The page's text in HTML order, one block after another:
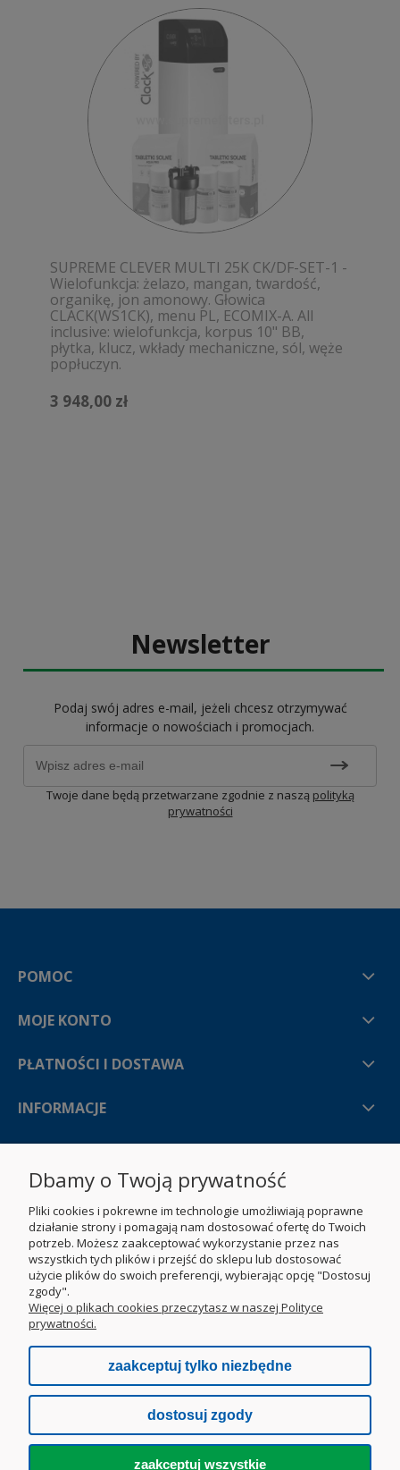
SUPREME CLEVER MULTI 25K CK/DF-SET-1 -
Wielofunkcja: żelazo, mangan, twardość,
organikę, jon amonowy. Głowica
CLACK(WS1CK), menu PL, ECOMIX-A. All
inclusive: wielofunkcja, korpus 10" BB,
płytka, klucz, wkłady mechaniczne, sól, węże
popłuczyn.
3 948,00 zł
Newsletter
Podaj swój adres e-mail, jeżeli chcesz otrzymywać
informacje o nowościach i promocjach.
Twoje dane będą przetwarzane zgodnie z naszą polityką
prywatności
POMOC
MOJE KONTO
PŁATNOŚCI I DOSTAWA
INFORMACJE
Dbamy o Twoją prywatność
Pliki cookies i pokrewne im technologie umożliwiają poprawne
działanie strony i pomagają nam dostosować ofertę do Twoich
potrzeb. Możesz zaakceptować wykorzystanie przez nas
wszystkich tych plików i przejść do sklepu lub dostosować
użycie plików do swoich preferencji, wybierając opcję "Dostosuj
zgody".
Więcej o plikach cookies przeczytasz w naszej Polityce
prywatności.
zaakceptuj tylko niezbędne
dostosuj zgody
zaakceptuj wszystkie